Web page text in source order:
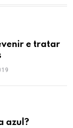
e tratar
azul?